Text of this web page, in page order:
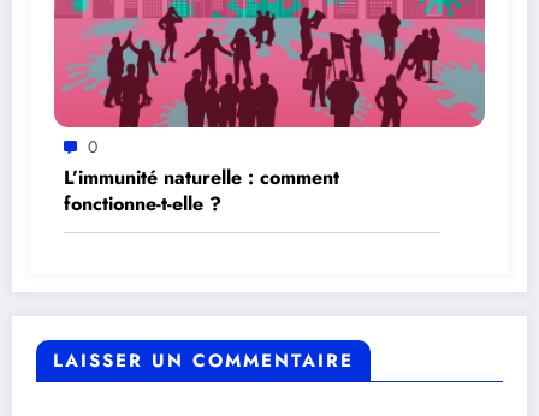
0
L’immunité naturelle : comment
fonctionne-t-elle ?
LAISSER UN COMMENTAIRE